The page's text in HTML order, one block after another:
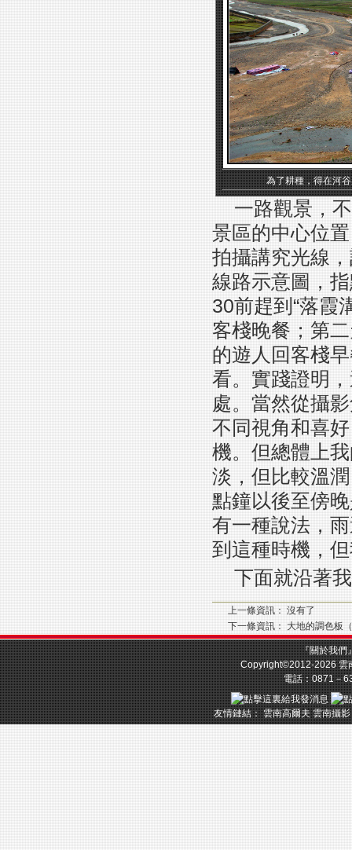
為了耕種，得在河
一路觀景，
景區的中心位
拍攝講究光線
線路示意圖，
30前趕到“落霞
客棧晚餐；第
的遊人回客棧
看。實踐證明
處。當然從攝
不同視角和喜
機。但總體上
淡，但比較溫
點鐘以後至傍
有一種說法，
到這種時機，
下面就沿著
上一條資訊： 沒有了
下一條資訊： 大地的調色板
『關於我們
Copyright©2012-2026雲
電話：0871－
友情鏈結：雲南高爾夫 雲南攝影